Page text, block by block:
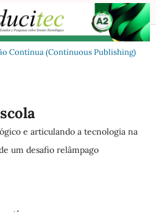
Contínua (Continuous Publishing)
e articulando a tecnologia na
um desafio relâmpago